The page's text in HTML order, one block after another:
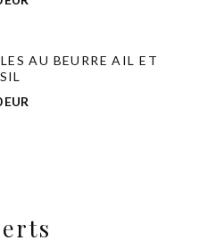
AU BEURRE AIL ET
EUR